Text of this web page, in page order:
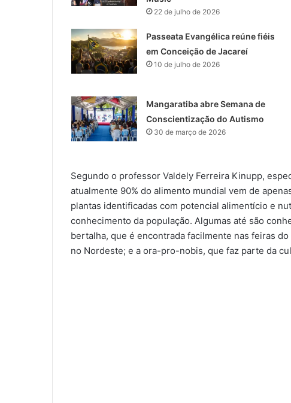
22 de julho de 2026
Passeata Evangélica reúne fiéis
em Conceição de Jacareí
10 de julho de 2026
Mangaratiba abre Semana de
Conscientização do Autismo
30 de março de 2026
Segundo o professor Valdely Ferreira Kinupp,
atualmente 90% do alimento mundial vem de
plantas identificadas com potencial alimentício e
conhecimento da população. Algumas até são
bertalha, que é encontrada facilmente nas feiras
no Nordeste; e a ora-pro-nobis, que faz parte da